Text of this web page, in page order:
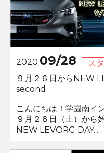
2020 09/28
ス
９月２６日からNEW
second
こんにちは！学園南イ
９月２６日（土）から
NEW LEVORG DAY...